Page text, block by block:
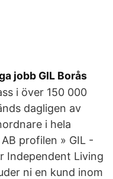
jobb GIL Borås
i över 150 000
dagligen av
i hela
profilen » GIL -
Independent Living
ni en kund inom